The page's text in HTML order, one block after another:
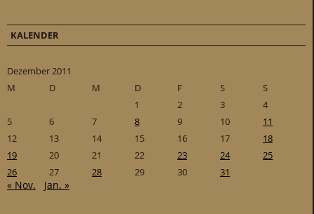
KALENDER
Dezember 2011
M
D M D F S
S
1
2 3
4
5
6 7 8 9 10
11
12
13 14 15 16 17
18
19
20 21 22 23 24
25
26
27 28 29 30 31
« Nov. Jan. »